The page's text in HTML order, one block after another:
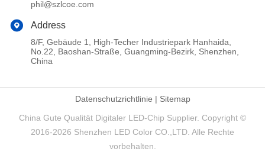
phil@szlcoe.com
Address
8/F, Gebäude 1, High-Techer Industriepark Hanhaida,
No.22, Baoshan-Straße, Guangming-Bezirk, Shenzhen,
China
Datenschutzrichtlinie | Sitemap
China Gute Qualität Digitaler LED-Chip Supplier. Copyright ©
2016-2026 Shenzhen LED Color CO.,LTD. Alle Rechte
vorbehalten.